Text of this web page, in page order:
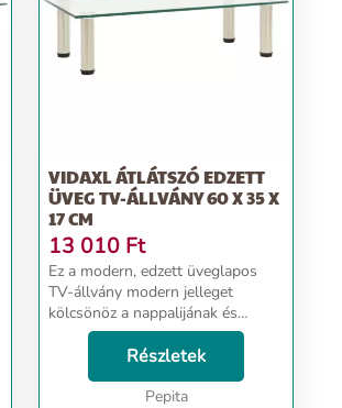
VIDAXL ÁTLÁTSZÓ EDZETT
ÜVEG TV-ÁLLVÁNY 60 X 35 X
17 CM
13 010 Ft
Ez a modern, edzett üveglapos
TV-állvány modern jelleget
kölcsönöz a nappalijának és
hálószobájának. Ez a TV asztalka
vastag edzett üveglapból és nagy
teherbírású, rozsdamentes acélból
készült, így ki...
Részletek
Pepita